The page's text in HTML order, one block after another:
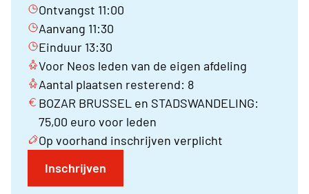
Ontvangst 11:00
Aanvang 11:30
Einduur 13:30
Voor Neos leden van de eigen afdeling
Aantal plaatsen resterend: 8
BOZAR BRUSSEL en STADSWANDELING:
75,00 euro voor leden
Op voorhand inschrijven verplicht
Inschrijven